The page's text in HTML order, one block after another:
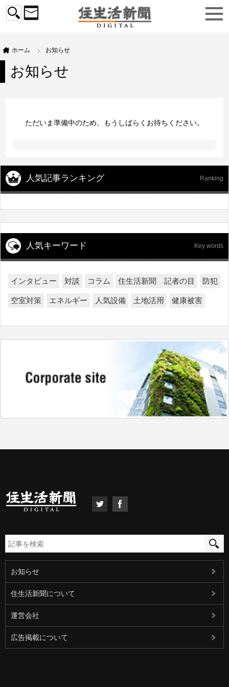
ホーム お知らせ
お知らせ
ただいま準備中のため、もうしばらくお待ちください。
人気記事ランキング Ranking
人気キーワード Key words
インタビュー 対談 コラム 住生活新聞 記者の目 防犯
空室対策 エネルギー 人気設備 土地活用 健康被害
お知らせ
住生活新聞について
運営会社
広告掲載について